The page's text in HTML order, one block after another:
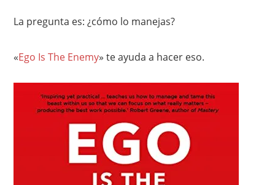
La pregunta es: ¿cómo lo manejas?
«Ego Is The Enemy» te ayuda a hacer eso.